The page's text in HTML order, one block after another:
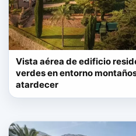
Vista aérea de edificio
verdes en entorno
atardecer